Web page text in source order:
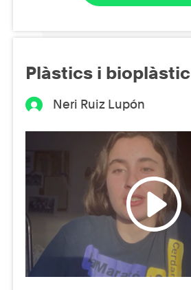
Plàstics i bioplàstic
Neri Ruiz Lupón